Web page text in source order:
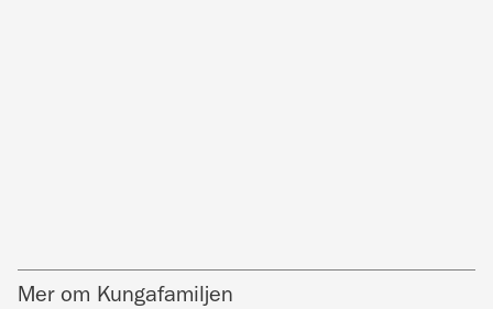
Mer om Kungafamiljen